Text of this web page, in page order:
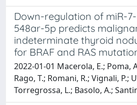
Down-regulation of miR-
548ar-5p predicts
indeterminate thyroid
for BRAF and RAS
2022-01-01 Macerola, E.; Poma,
Rago, T.; Romani, R.; Vignali, P.;
Torregrossa, L.; Basolo, A.;